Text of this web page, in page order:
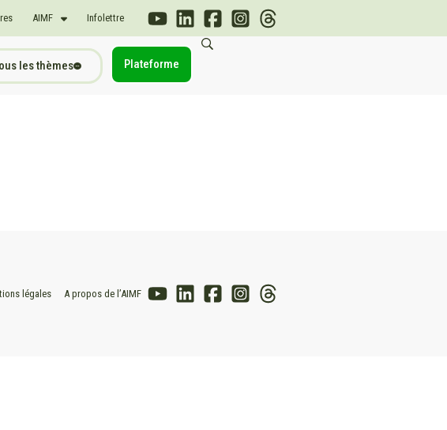
AIMF Infolettre
les thèmes Plateforme
légales A propos de l’AIMF